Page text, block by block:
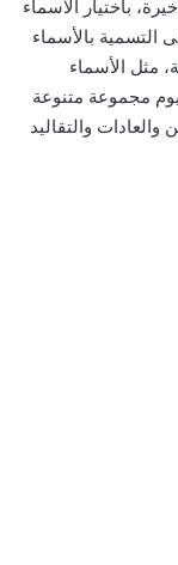
باختيار الأسماء
التسمية بالأسماء
مثل الأسماء
مجموعة متنوعة
والتقاليد